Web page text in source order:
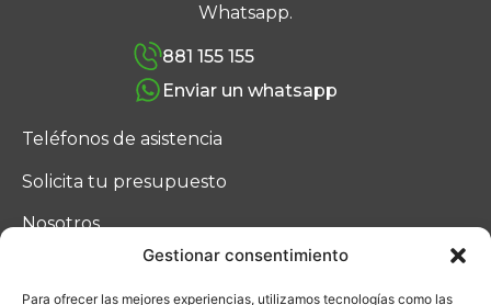
Gestionar consentimiento
Para ofrecer las mejores experiencias, utilizamos tecnologías como las
Whatsapp.
881 155 155
Enviar un whatsapp
Teléfonos de asistencia
Solicita tu presupuesto
Nosotros